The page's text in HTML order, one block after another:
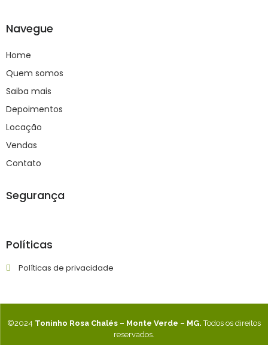
Navegue
Home
Quem somos
Saiba mais
Depoimentos
Locação
Vendas
Contato
Segurança
Políticas
Políticas de privacidade
©2024 Toninho Rosa Chalés – Monte Verde – MG. Todos os direitos
reservados.